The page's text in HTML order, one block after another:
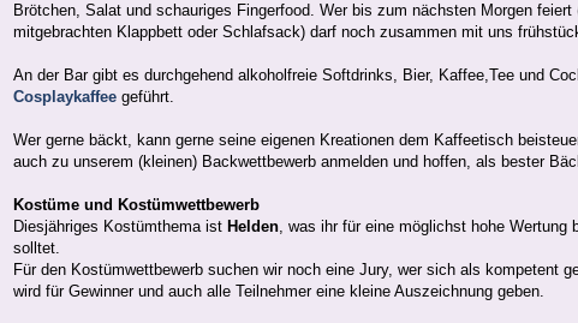
Brötchen, Salat und schauriges Fingerfood. Wer bis zum nächsten Morgen
mitgebrachten Klappbett oder Schlafsack) darf noch zusammen mit uns
An der Bar gibt es durchgehend alkoholfreie Softdrinks, Bier, Kaffee,Tee und
Cosplaykaffee geführt.
Wer gerne bäckt, kann gerne seine eigenen Kreationen dem Kaffeetisch
auch zu unserem (kleinen) Backwettbewerb anmelden und hoffen, als bester
Kostüme und Kostümwettbewerb
Diesjähriges Kostümthema ist Helden, was ihr für eine möglichst hohe Wertung
solltet.
Für den Kostümwettbewerb suchen wir noch eine Jury, wer sich als kompetent
wird für Gewinner und auch alle Teilnehmer eine kleine Auszeichnung geben.